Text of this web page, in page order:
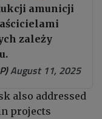
amunicji
zależy
August 11, 2025
also addressed
projects